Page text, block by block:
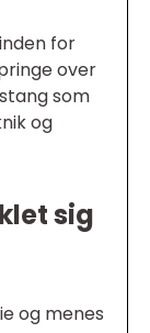
for
over
som
og
sig
og menes